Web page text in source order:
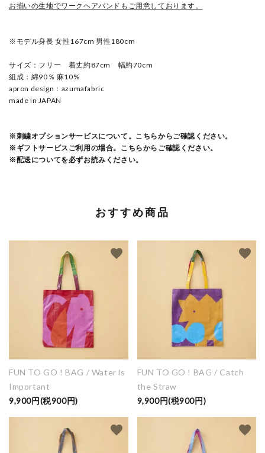
お揃いの生地でワークヘアバンドもご用意しております。
※モデル身長 女性167cm 男性180cm
サイズ：フリー 着丈約87cm 幅約70cm
組成：綿90％ 麻10%
apron design：azumafabric
made in JAPAN
※刺繍オプションサービスについて。こちらからご確認ください。
※ギフトサービスご利用の場合。こちらからご確認ください。
※配送についてを必ずお読みください。
おすすめ商品
FUN TO GO ! BAG / Water is
Important
9,900円(税900円)
favorite
FUN TO GO ! BAG / Catch
the Straw
9,900円(税900円)
favorite
favorite favorite